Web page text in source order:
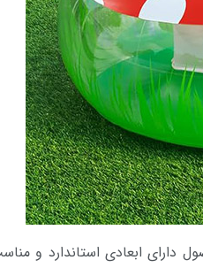
ابعادی استاندارد و